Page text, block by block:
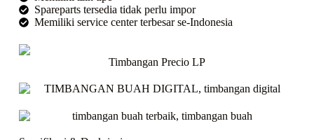
Spareparts tersedia tidak perlu impor
Memiliki service center terbesar se-Indonesia
Timbangan Precio LP